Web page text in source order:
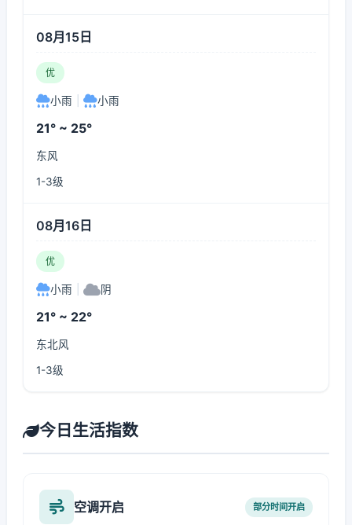
08月15日
优
小雨 小雨
21° ~ 25°
东风
1-3级
08月16日
优
小雨 阴
21° ~ 22°
东北风
1-3级
今日生活指数
空调开启 部分时间开启